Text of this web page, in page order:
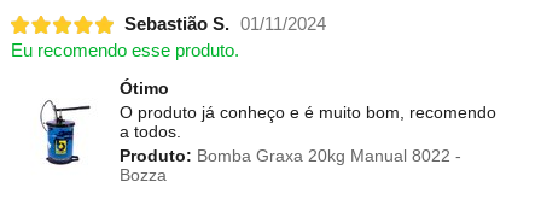
Sebastião S. 01/11/2024
Eu recomendo esse produto.
Ótimo
O produto já conheço e é muito bom, recomendo
a todos.
Produto: Bomba Graxa 20kg Manual 8022 -
Bozza